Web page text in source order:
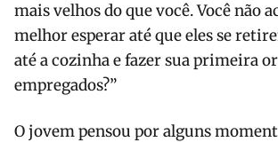
mais velhos do que você. Você não
melhor esperar até que eles se
até a cozinha e fazer sua primeira
empregados?”
O jovem pensou por alguns